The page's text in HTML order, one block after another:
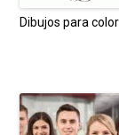
Dibujos para